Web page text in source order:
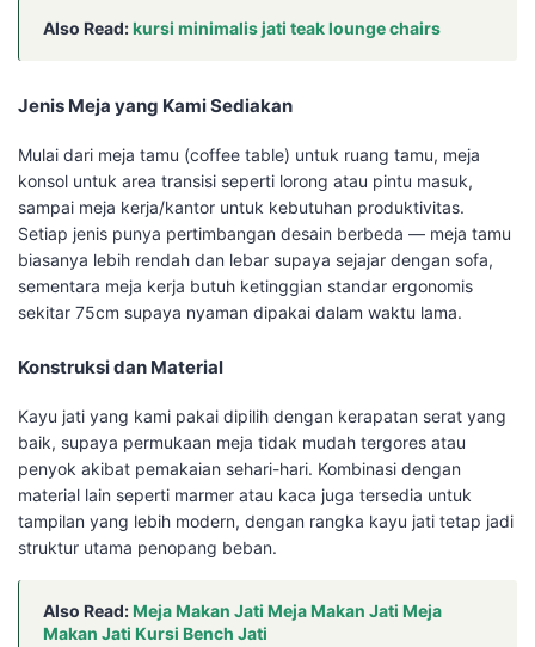
Also Read:kursi minimalis jati teak lounge chairs
Jenis Meja yang Kami Sediakan
Mulai dari meja tamu (coffee table) untuk ruang tamu, meja
konsol untuk area transisi seperti lorong atau pintu masuk,
sampai meja kerja/kantor untuk kebutuhan produktivitas.
Setiap jenis punya pertimbangan desain berbeda — meja tamu
biasanya lebih rendah dan lebar supaya sejajar dengan sofa,
sementara meja kerja butuh ketinggian standar ergonomis
sekitar 75cm supaya nyaman dipakai dalam waktu lama.
Konstruksi dan Material
Kayu jati yang kami pakai dipilih dengan kerapatan serat yang
baik, supaya permukaan meja tidak mudah tergores atau
penyok akibat pemakaian sehari-hari. Kombinasi dengan
material lain seperti marmer atau kaca juga tersedia untuk
tampilan yang lebih modern, dengan rangka kayu jati tetap jadi
struktur utama penopang beban.
Also Read:Meja Makan Jati Meja Makan Jati Meja
Makan Jati Kursi Bench Jati